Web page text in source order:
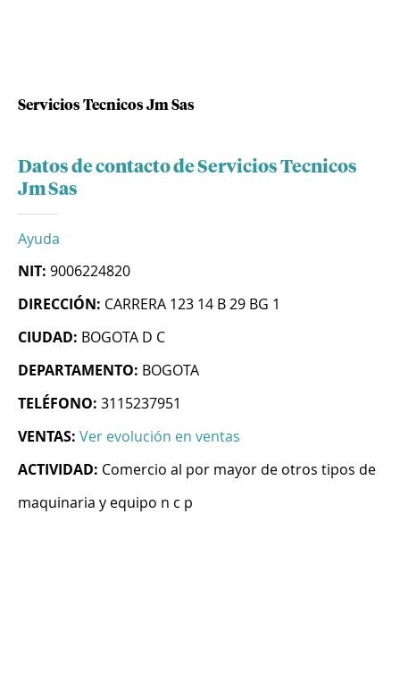
Servicios Tecnicos Jm Sas
Datos de contacto de Servicios Tecnicos
Jm Sas
Ayuda
NIT: 9006224820
DIRECCIÓN: CARRERA 123 14 B 29 BG 1
CIUDAD: BOGOTA D C
DEPARTAMENTO: BOGOTA
TELÉFONO: 3115237951
VENTAS: Ver evolución en ventas
ACTIVIDAD: Comercio al por mayor de otros tipos de
maquinaria y equipo n c p